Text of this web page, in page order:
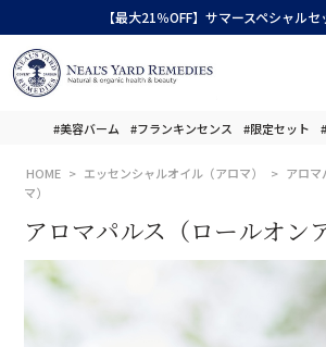
【最大21％OFF】サマースペシャル
#美容バーム #フランキンセンス #限定セット
HOME エッセンシャルオイル（アロマ）
アロマ
マ）
アロマパルス（ロールオン